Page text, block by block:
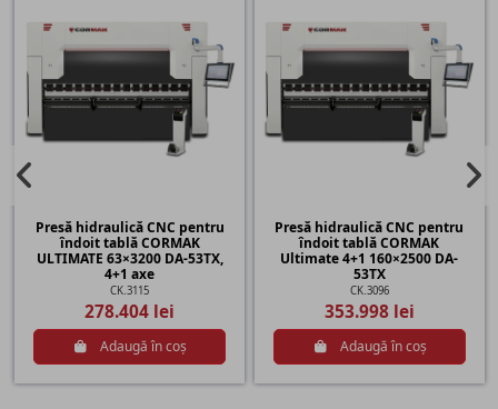
Presă hidraulică CNC pentru
îndoit tablă CORMAK
ULTIMATE 63×3200 DA-53TX,
4+1 axe
CK.3115
278.404 lei
Adaugă în coș
Presă hidraulică CNC pentru
îndoit tablă CORMAK
Ultimate 4+1 160×2500 DA-
53TX
CK.3096
353.998 lei
Adaugă în coș